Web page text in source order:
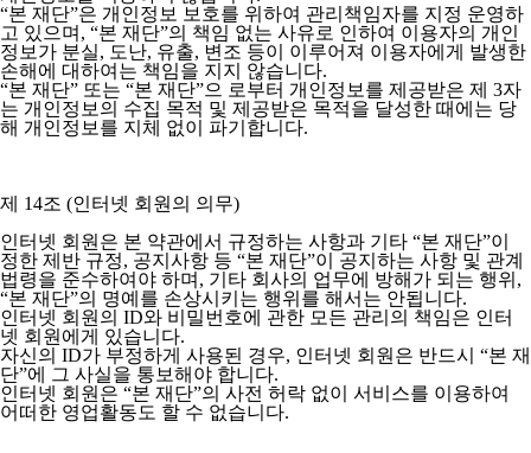
“본 재단”은 개인정보 보호를 위하여 관리책임자를 지정 운영하
고 있으며, “본 재단”의 책임 없는 사유로 인하여 이용자의 개인
정보가 분실, 도난, 유출, 변조 등이 이루어져 이용자에게 발생한
손해에 대하여는 책임을 지지 않습니다.
“본 재단” 또는 “본 재단”으 로부터 개인정보를 제공받은 제 3자
는 개인정보의 수집 목적 및 제공받은 목적을 달성한 때에는 당
해 개인정보를 지체 없이 파기합니다.
제 14조 (인터넷 회원의 의무)
인터넷 회원은 본 약관에서 규정하는 사항과 기타 “본 재단”이
정한 제반 규정, 공지사항 등 “본 재단”이 공지하는 사항 및 관계
법령을 준수하여야 하며, 기타 회사의 업무에 방해가 되는 행위,
“본 재단”의 명예를 손상시키는 행위를 해서는 안됩니다.
인터넷 회원의 ID와 비밀번호에 관한 모든 관리의 책임은 인터
넷 회원에게 있습니다.
자신의 ID가 부정하게 사용된 경우, 인터넷 회원은 반드시 “본 재
단”에 그 사실을 통보해야 합니다.
인터넷 회원은 “본 재단”의 사전 허락 없이 서비스를 이용하여
어떠한 영업활동도 할 수 없습니다.